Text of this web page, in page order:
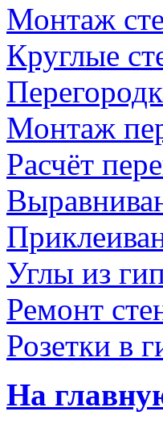
Монтаж
Круглые
Монтаж
Расчёт
Углы из
Ремонт
Розетки в
На